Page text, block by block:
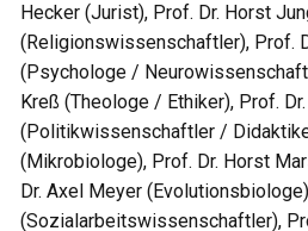
Hecker (Jurist), Prof. Dr. Horst
(Religionswissenschaftler), Prof.
(Psychologe /
Kreß (Theologe / Ethiker), Prof.
(Politikwissenschaftler /
(Mikrobiologe), Prof. Dr. Horst
Dr. Axel Meyer
(Sozialarbeitswissenschaftler),